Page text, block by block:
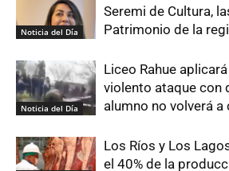
Noticia del Día
Seremi de Cultura,
Patrimonio de la
Noticia del Día
Liceo Rahue
violento ataque con
alumno no volverá a
Los Ríos y Los
el 40% de la